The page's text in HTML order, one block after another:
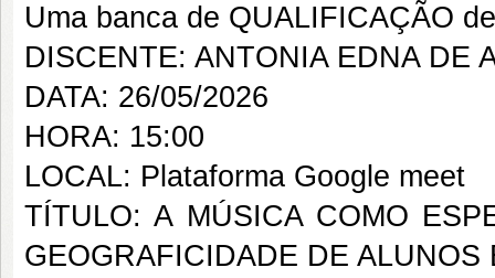
Uma banca de QUALIFICAÇÃO
DISCENTE: ANTONIA EDNA DE
DATA: 26/05/2026
HORA: 15:00
LOCAL: Plataforma Google meet
TÍTULO: A MÚSICA COMO
GEOGRAFICIDADE DE